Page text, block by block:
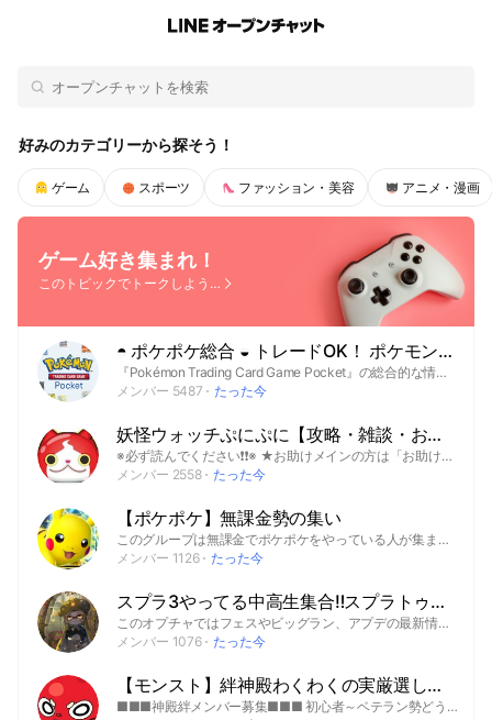
OpenChats
or
search
area
Home
好みのカテゴリーから探そう！
ゲーム スポーツ ファッション・美容 アニメ・漫画
ゲーム好き集まれ！
このトピックでトークしよう！
◓ ポケポケ総合 ◒ トレードOK！ ポケモントレーディングカードゲームポケット Pokemon
『Pokémon Trading Card Game Pocket』の総合的な情報をみんなでシェアするオプチャ！ ポケモン、ポケカが好きな方々が集まり、自由に情報交換やトレードを楽しめる場所です。 自慢のカードを貼るもよし！ バトル戦略を考えるもよし！ 不明な点を質問するもよし！ 初心者の方も、ポケカに詳しい方も、どなたでもご参加いただけます。 ワイワイ楽しみながら最高のトレード仲間を見つけましょう！ #PokemonTradingCardGamePocket #PokemonTCGPocket #ポケモン #Pokemon #ポケポケ #スマホ #アプリ #任天堂 #ポケモンGO #ゲーム #DeNA #ポケカ #Android #iPhone
メンバー 5487
たった今
妖怪ウォッチぷにぷに【攻略・雑談・お助け・おかえり・俺の友達紹介キャンペーン・フレンド募集】
※必ず読んでください❗️❗️※ ★お助けメインの方は「お助け専用部屋」に参加するよう、よろしくお願いいたします‼️★ より良い環境を維持する為、オープンチャットに入ったらノートやアナウンスの確認を必ずよろしくお願いします！ 助け合い楽しみましょう！ 荒らしは遠慮無く退会させて頂きます。 助け合いが出来ないイベントは攻略や雑談などで話しましょう。 他グルへの勧誘・代行・チート・荒らし等は禁止です。 ★再参加整理中★ ・イベ終了毎に荒らし以外の方は再参加を解除してるので気持ちを改めて再参加の方をよろしくお願いいたします。 🏷Tag欄 #ゲーム#ぷにぷに#お助け#雑談#ぷにぷにお助け#妖怪ウォッチぷにぷにお助け#妖怪ウォッチ#ぷにぷにフレンド募集#ぷにぷにフレンド#ぷにぷにオプチャ#ぷにぷにオープンチャット#雑談部屋#雑談オプ#ぷにぷに攻略#ぷにぷに招待キャンペーン#イサマシ#ポカポカ#ウスラカゲ#フシギ#ニョロロン#ブキミ#怪魔#ゴーケツ#プリチー#王#ゲーム好き集まれ#にじさんじ#攻略#スコアタ#お助け募集#フレンド#フレンド募集#ガチャ#フレコ#隠しステージ #Z#ZZ#ZZZ#UZ#封印#強敵#ボス#種族#ニャンボ#オールスター#サンデー#アニメ#ホロライブ#抽選#配布#リーク#ホロライブ好き#ホロライブオプチャ#ホロライブオープンチャット#コラボ#映画#おはじき#ゴルフ#にゃんとす#にゃんとすコーラ#ゲート#周回#神引き#特効#レアドロ#ドリンク#ベスパ#招待キャンペーン#オープンチャット#助け合い#ぷにぷに雑談#東リべ#東京リベンジャーズ#東卍#リゼロ#仮面ライダー#ぷよぷよ#七つの大罪#シャドウサイド#三国志#レベルファイブ#進撃の巨人#モンスト#五等分の花嫁#このすば#転スラ#俺の友達召喚キャンペーン#ゲーム攻略#ぷにぷに俺の友達召喚キャンペーン#初心者#中級者#上級者#無課金勢#ガチ勢#リゼロ#エヴァ#プロセカ#Switch#モンスト#星街すいせい#さくらみこ#白上フブキ#百鬼あやめ#湊あくあ#猫又おかゆ#戌神ころね#潤羽るしあ#宝鐘マリン#兎田ぺこら#白銀ノエル#沙花叉クロヱ#天音かなた#ぷにぷに俺の友達紹介キャンペーン#ぷにぷに雑談#ぷにぷにおかえり#ポケポケ#名探偵コナン#無職転生
メンバー 2558
たった今
【ポケポケ】無課金勢の集い
このグループは無課金でポケポケをやっている人が集まるグループ。暇な時はいつでも雑談できます!!デッキを一緒に考えるのもよし、バトル申し込みもよしのなんでもありのグループです!!そして定期的に個人戦勝ちあがり大会を行います。大会募集の際に全体メンションを行いますので、ご了承いった上でご参加ください。#ポケポケ
メンバー 1126
たった今
スプラ3やってる中高生集合‼︎スプラトゥーンを楽しもう〜！
このオプチャではフェスやビッグラン、アプデの最新情報などの貴重な情報はアナウンスやbotに登録されるから見逃すことがないよ！ ⬇︎⬇︎⬇︎⬇︎⬇︎⬇︎🚨ルール🚨⬇︎⬇︎⬇︎⬇︎⬇︎⬇︎ 入室したら大事なノートを絶対読んでください！ 快適なオープンチャットにするために、入室時 ⒈不適切なニックネームやアイコン ⒉勧誘や宣伝 ⒊乱暴な口調 はやめてください ※ここは中学生と高校生のオプチャです 小学6年生の方は卒業したら可 中学・高校時代にこのオプチャに入ったら、高校卒業後もいてもいいよ！ ーーーーーー 上級者から初心者まで楽しめるオプチャを目指してるよ！ たくさん雑談してくれると嬉しい♪(๑ᴖ◡ᴖ๑)♪ 分からないことがあれば何でも聞いてね！ 心優しい方々がたくさんいます！ 創設日 2022年 7月23日 2022年7月23日〜2025年5月3日 1代目管理人 紅葉(とっち) 2025年5月3日〜 8月16日 2代目管理人 かさね 2025年8月16日〜2月26日 代理管理人 雪さん 2月26日〜 2代目管理人 かさね #スプラ #スプラトゥーン #スプラ3 #スプラトゥーン3 #サーモンラン #サモラン #サーモンランNW #サモランNW #ガチ勢 #エンジョイ勢 #enjoy勢 #初心者 #Xマッチ #バンカラマッチ #レギュラーマッチ #プライベートマッチ #ガチマッチ #プラベ #ガチマ #Splatoon #Splatoon3 #学生 #中学生 #高校生 #ゲーム #スイッチ #Switch #Nintendo #任天堂 #ニンテンドー #対戦 #攻略 #フレンド #フェス #フウカ #ウツホ #マンタロー #ビッグラン #バイトチームコンテスト #バチコン #サイドオーダー #サイド・オーダー #エキスパンション・パス #有料追加コンテンツ #グランドフェスティバル
メンバー 1076
たった今
【モンスト】絆神殿わくわくの実厳選しながらオーブ貯めよう〜24時間OK初心者歓迎～コラボガチャに☆
■■■神殿絆メンバー募集■■■ 初心者～ベテラン勢どうぞ😀 LK44～2500在籍 わくわく実厳選しながらオブチケも両方ゲット👍 24時間好きな時に来て下さい★ ほとんどのメンバーが毎月40枚持って帰ってます。 100枚超えメンバー多数在籍👆 ※フレ枠40以上必須になります。 ＃モンスト＃神殿＃絆＃光時